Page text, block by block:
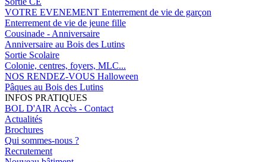
VOTRE EVENEMENT Enterrement de vie de garçon
Enterrement de vie de jeune fille
Cousinade - Anniversaire
Anniversaire au Bois des Lutins
Sortie Scolaire
Colonie, centres, foyers, MLC...
NOS RENDEZ-VOUS Halloween
Pâques au Bois des Lutins
INFOS PRATIQUES
BOL D'AIR Accès - Contact
Actualités
Brochures
Qui sommes-nous ?
Recrutement